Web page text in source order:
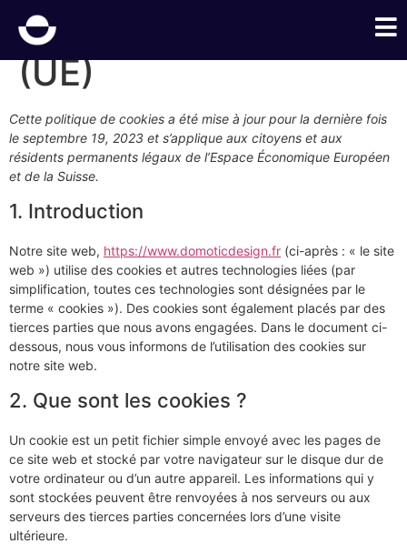
Politique de cookies
(UE)
Cette politique de cookies a été mise à jour pour la dernière fois
le septembre 19, 2023 et s’applique aux citoyens et aux
résidents permanents légaux de l’Espace Économique Européen
et de la Suisse.
1. Introduction
Notre site web, https://www.domoticdesign.fr (ci-après : « le site
web ») utilise des cookies et autres technologies liées (par
simplification, toutes ces technologies sont désignées par le
terme « cookies »). Des cookies sont également placés par des
tierces parties que nous avons engagées. Dans le document ci-
dessous, nous vous informons de l’utilisation des cookies sur
notre site web.
2. Que sont les cookies ?
Un cookie est un petit fichier simple envoyé avec les pages de
ce site web et stocké par votre navigateur sur le disque dur de
votre ordinateur ou d’un autre appareil. Les informations qui y
sont stockées peuvent être renvoyées à nos serveurs ou aux
serveurs des tierces parties concernées lors d’une visite
ultérieure.